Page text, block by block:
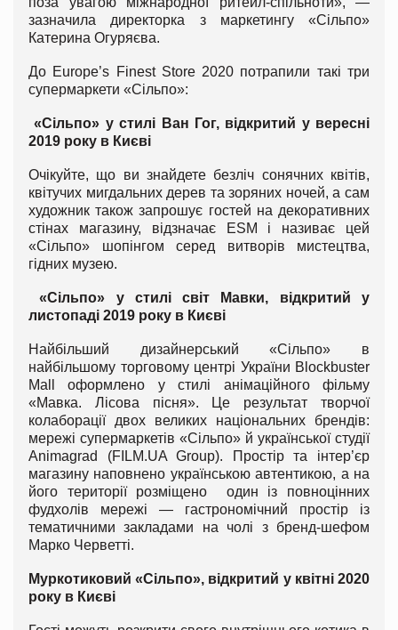
зазначила директорка з маркетингу «Сільпо»
Катерина Огуряєва.
До Europe’s Finest Store 2020 потрапили такі три
супермаркети «Сільпо»:
«Сільпо» у стилі Ван Гог, відкритий у вересні
2019 року в Києві
Очікуйте, що ви знайдете безліч сонячних квітів,
квітучих мигдальних дерев та зоряних ночей, а сам
художник також запрошує гостей на декоративних
стінах магазину, відзначає ESM і називає цей
«Сільпо» шопінгом серед витворів мистецтва,
гідних музею.
«Сільпо» у стилі світ Мавки, відкритий у
листопаді 2019 року в Києві
Найбільший дизайнерський «Сільпо» в
найбільшому торговому центрі України Blockbuster
Mall оформлено у стилі анімаційного фільму
«Мавка. Лісова пісня». Це результат творчої
колаборації двох великих національних брендів:
мережі супермаркетів «Сільпо» й української студії
Animagrad (FILM.UA Group). Простір та інтер’єр
магазину наповнено українською автентикою, а на
його території розміщено один із повноцінних
фудхолів мережі — гастрономічний простір із
тематичними закладами на чолі з бренд-шефом
Марко Черветті.
Муркотиковий «Сільпо», відкритий у квітні 2020
року в Києві